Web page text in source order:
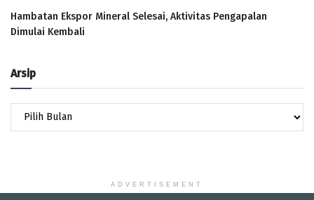
Hambatan Ekspor Mineral Selesai, Aktivitas Pengapalan
Dimulai Kembali
Arsip
Arsip
ADVERTISEMENT